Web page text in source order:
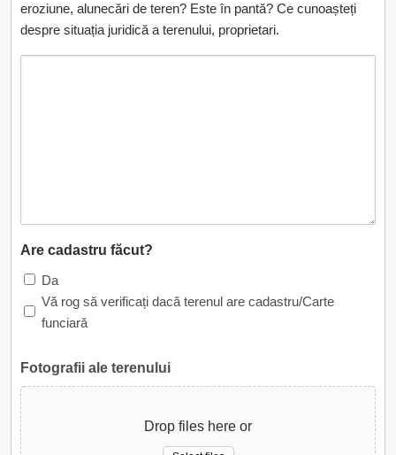
eroziune, alunecări de teren? Este în pantă? Ce cunoașteți
despre situația juridică a terenului, proprietari.
Are cadastru făcut?
Da
Vă rog să verificați dacă terenul are cadastru/Carte
funciară
Fotografii ale terenului
Drop files here or